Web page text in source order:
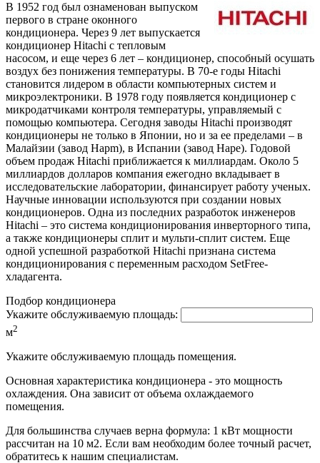
В 1952 год был ознаменован выпуском
первого в стране оконного
кондиционера. Через 9 лет выпускается
кондиционер Hitachi с тепловым
насосом, и еще через 6 лет – кондиционер, способный осушать
воздух без понижения температуры. В 70-е годы Hitachi
становится лидером в области компьютерных систем и
микроэлектроники. В 1978 году появляется кондиционер с
микродатчиками контроля температуры, управляемый с
помощью компьютера. Сегодня заводы Hitachi производят
кондиционеры не только в Японии, но и за ее пределами – в
Малайзии (завод Hapm), в Испании (завод Hape). Годовой
объем продаж Hitachi приближается к миллиардам. Около 5
миллиардов долларов компания ежегодно вкладывает в
исследовательские лаборатории, финансирует работу ученых.
Научные инновации используются при создании новых
кондиционеров. Одна из последних разработок инженеров
Hitachi – это система кондиционирования инверторного типа,
а также кондиционеры сплит и мульти-сплит систем. Еще
одной успешной разработкой Hitachi признана система
кондиционирования с переменным расходом SetFree-
хладагента.
Подбор кондиционера
Укажите обслуживаемую площадь:
м2
Укажите обслуживаемую площадь помещения.
Основная характеристика кондиционера - это мощность
охлаждения. Она зависит от объема охлаждаемого
помещения.
Для большинства случаев верна формула: 1 кВт мощности
рассчитан на 10 м2. Если вам необходим более точный расчет,
обратитесь к нашим специалистам.